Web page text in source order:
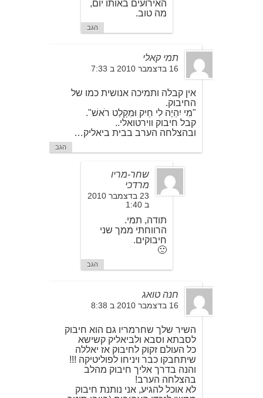
האירועים באותו יום,
מה טוב.
הגב
תמי קאלי
16 בדצמבר 2010 ב 7:33
אין קבלה ותמיכה אנושית כמו של
החיבוק.
"מִי יִהְיֶה לִי חֵיק וּמִקְלַט רֹאשׁ".
קבל חיבוק ווירטואלי..
ובהצלחה הערב בבית ביאליק…
הגב
שחר-מריו
מרדכי
23 בדצמבר 2010
ב 1:40
תודה, תמי.
הרווחתי ממך שני
חיבוקים.
🙂
הגב
חנה טואג
16 בדצמבר 2010 ב 8:38
השיר שלך שחרמריו גם הוא חיבוק
לסבתא וסבא ולביאליק קשישא
כל העולם זקוק לחיבוק אז יאללה
שיתחבקו כבר ויניחו לפוליטיקה !!!
והנה בדרך אליך חיבוק מהלב
בהצלחה הערב!
לא אוכל להגיע, אני נותנת חיבוק